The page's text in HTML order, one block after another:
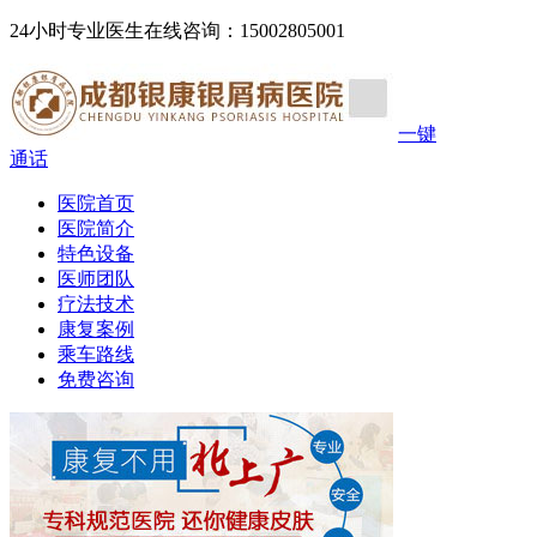
24小时专业医生在线咨询：15002805001
一键
通话
医院首页
医院简介
特色设备
医师团队
疗法技术
康复案例
乘车路线
免费咨询